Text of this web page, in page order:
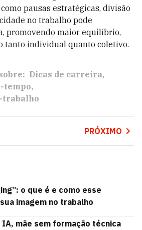
pausas estratégicas, divisão
no trabalho pode
promovendo maior equilíbrio,
tanto individual quanto coletivo.
Dicas de carreira
tempo
trabalho
PRÓXIMO
o que é e como esse
imagem no trabalho
IA, mãe sem formação técnica